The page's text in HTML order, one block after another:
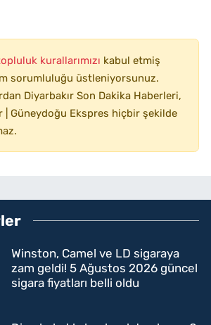
kurallarımızı kabul etmiş
sorumluluğu üstleniyorsunuz.
Diyarbakır Son Dakika Haberleri,
| Güneydoğu Ekspres hiçbir şekilde
Winston, Camel ve LD sigaraya
zam geldi! 5 Ağustos 2026 güncel
sigara fiyatları belli oldu